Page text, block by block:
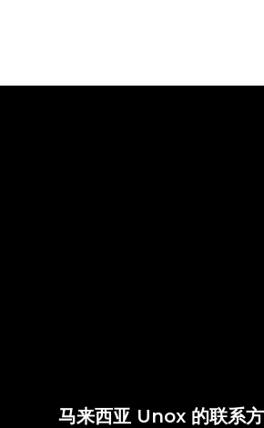
马来西亚 Unox 的联系